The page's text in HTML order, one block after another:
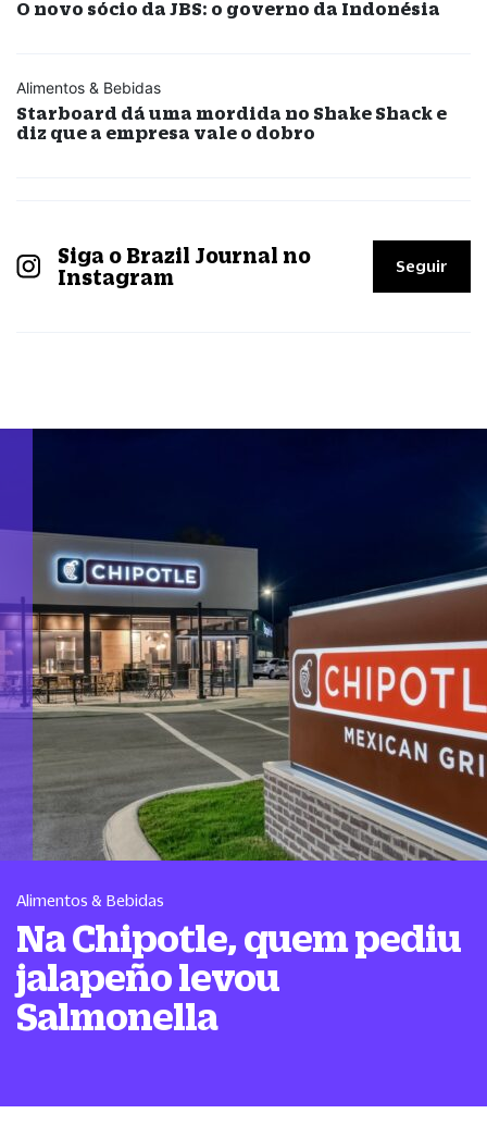
O novo sócio da JBS: o governo da Indonésia
Alimentos & Bebidas
Starboard dá uma mordida no Shake Shack e
diz que a empresa vale o dobro
Siga o Brazil Journal no
Instagram
Seguir
Alimentos & Bebidas
Na Chipotle, quem pediu
jalapeño levou
Salmonella